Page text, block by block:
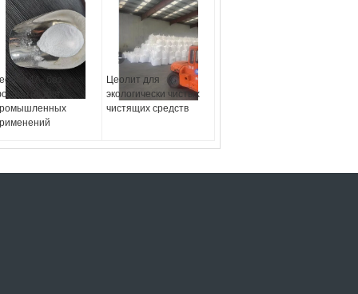
4А- без
для
Цеолит для
экологически чистых
чистящих средств